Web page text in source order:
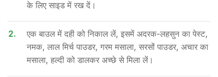
के लिए साइड में रख दें।
2.
एक बाउल में दही को निकाल लें, इसमें अदरक-लहसुन का पेस्ट,
नमक, लाल मिर्च पाउडर, गरम मसाला, सरसों पाउडर, अचार का
मसाला, हल्दी को डालकर अच्छे से मिला लें।